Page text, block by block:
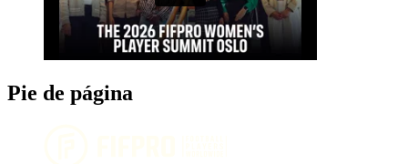
Pie de página